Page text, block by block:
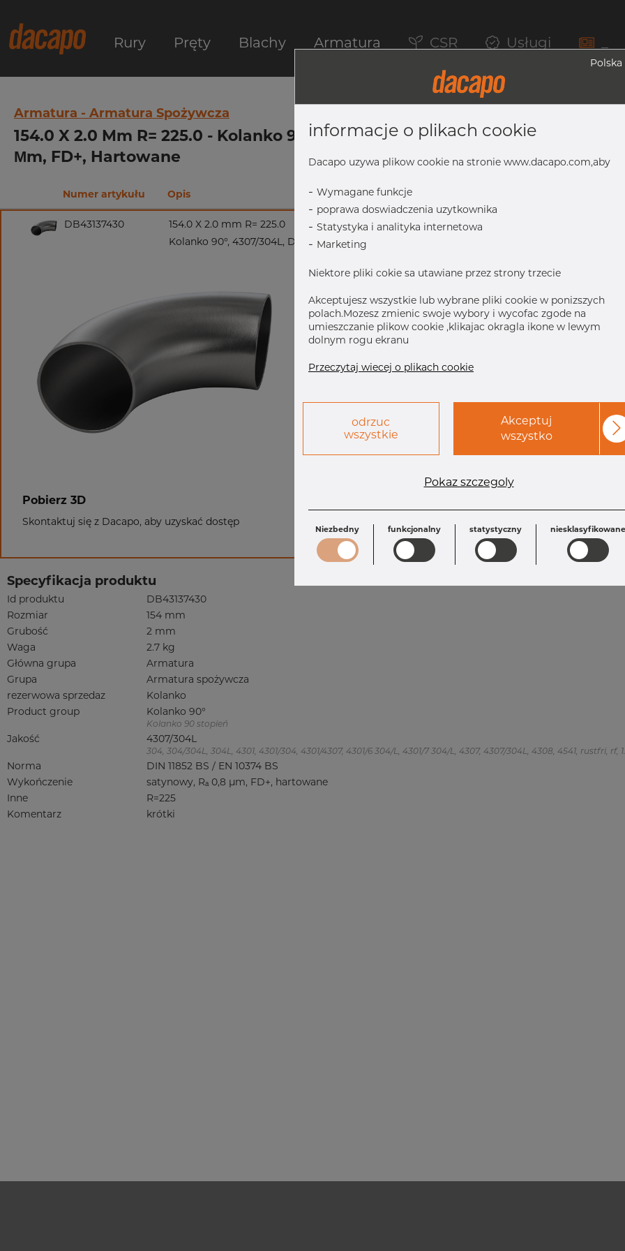
Rury Pręty Blachy Armatura CSR Usługi
Armatura - Armatura Spożywcza
154.0 X 2.0 Mm R= 225.0 - Kolanko 90°, 4307/304L, DIN 11852 BS / EN 10374
Μm, FD+, Hartowane
Numer artykułu Opis
DB43137430
154.0 X 2.0 mm R= 225.0
Kolanko 90°, 4307/304L, DIN 11852 BS / EN 10374 BS, krótki, R=225, satynowy, Rₐ 0,8 µm,
Pobierz 3D
Skontaktuj się z Dacapo, aby uzyskać dostęp D1: 154.0 mm S: 2.0 mm R: 225.0 mm
Specyfikacja produktu
Id produktu
DB43137430
Rozmiar
154 mm
Grubość
2 mm
Waga
2.7 kg
Główna grupa
Armatura
Grupa
Armatura spożywcza
rezerwowa sprzedaz
Kolanko
Product group
Kolanko 90°
Kolanko 90 stopień
Jakość 4307/304L
304, 304/304L, 304L, 4301, 4301/304, 4301/4307, 4301/6 304/L, 4301/7 304/L, 4307, 4307/304L, 4308, 4541, rustfri, rf,
Norma
DIN 11852 BS / EN 10374 BS
Wykończenie
satynowy, Rₐ 0,8 µm, FD+, hartowane
Inne
R=225
Komentarz
krótki
Polska
informacje o plikach cookie
Dacapo uzywa plikow cookie na stronie www.dacapo.com,aby
- Wymagane funkcje
- poprawa doswiadczenia uzytkownika
- Statystyka i analityka internetowa
- Marketing
Niektore pliki cokie sa utawiane przez strony trzecie
Akceptujesz wszystkie lub wybrane pliki cookie w ponizszych
polach.Mozesz zmienic swoje wybory i wycofac zgode na
umieszczanie plikow cookie ,klikajac okragla ikone w lewym
dolnym rogu ekranu
Przeczytaj wiecej o plikach cookie
odrzuc
wszystkie
Akceptuj
wszystko
Pokaz szczegoly
Niezbedny funkcjonalny statystyczny niesklasyfikowane